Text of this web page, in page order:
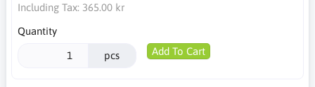
Including Tax: 365.00 kr
Quantity
pcs Add To Cart